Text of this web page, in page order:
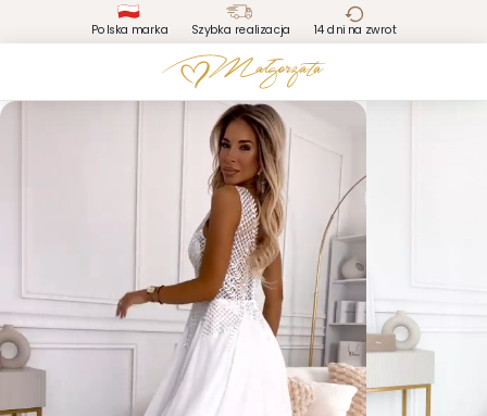
Polska marka Szybka realizacja 14 dni na zwrot